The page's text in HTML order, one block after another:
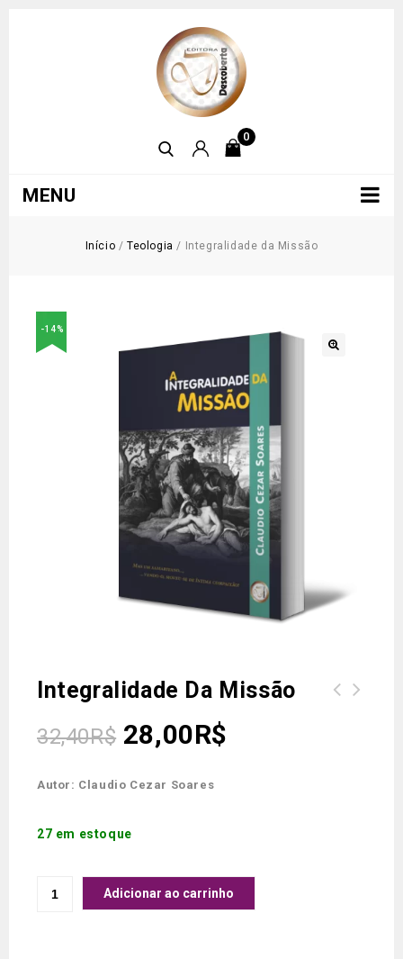
0
MENU
Início / Teologia / Integralidade da Missão
-14%
Integralidade Da Missão
32,40R$ 28,00R$
Autor: Claudio Cezar Soares
27 em estoque
Adicionar ao carrinho